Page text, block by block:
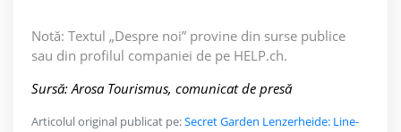
Notă: Textul „Despre noi” provine din surse publice
sau din profilul companiei de pe HELP.ch.
Sursă: Arosa Tourismus, comunicat de presă
Articolul original publicat pe:Secret Garden Lenzerheide: Line-